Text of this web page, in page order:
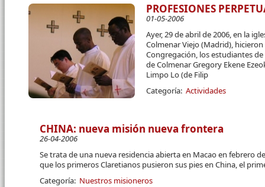
PROFESIONES
01-05-2006
Ayer, 29 de abril de 2006, en la
Col­menar Viejo (Madrid),
Congregación, los estu­diantes
de Colmenar Gregory Ekene
Limpo Lo (de Filip
Categoría: Actividades
CHINA: nueva misión nueva frontera
26-04-2006
Se trata de una nueva residencia abierta en Macao en febrero
que los primeros Claretianos pusieron sus pies en China, el
Categoría: Nuestros misioneros